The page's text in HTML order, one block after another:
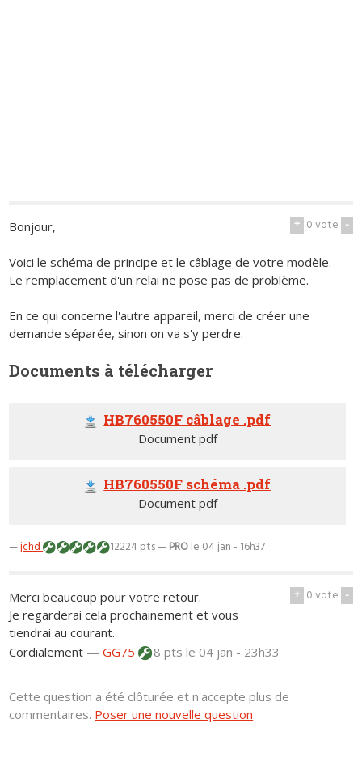
+ 0vote -
Bonjour,
Voici le schéma de principe et le câblage de votre modèle.
Le remplacement d'un relai ne pose pas de problème.
En ce qui concerne l'autre appareil, merci de créer une
demande séparée, sinon on va s'y perdre.
Documents à télécharger
HB760550F câblage .pdf
Document pdf
HB760550F schéma .pdf
Document pdf
—jchd 12224 pts —PROle 04 jan - 16h37
+ 0vote -
Merci beaucoup pour votre retour.
Je regarderai cela prochainement et vous
tiendrai au courant.
Cordialement —GG75 8 ptsle 04 jan - 23h33
Cette question a été clôturée et n'accepte plus de
commentaires. Poser une nouvelle question